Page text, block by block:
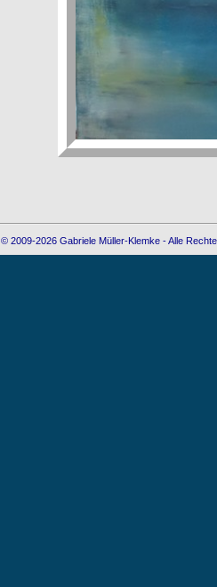
© 2009-2026 Gabriele Müller-Klemke - Alle